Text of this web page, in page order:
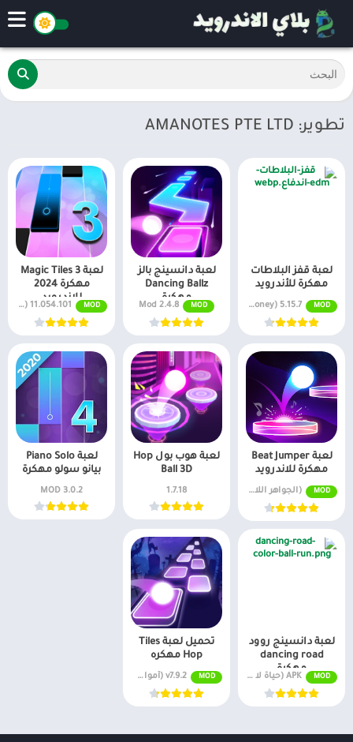
تطوير: AMANOTES PTE LTD
لعبة قفز البلاطات
مهكرة للأندرويد
MOD
5.15.7 Mod (Unlimited Money)
لعبة دانسينج بالز
Dancing Ballz
مهكرة
MOD
2.4.8 Mod
لعبة Magic Tiles 3
مهكرة 2024
للاندرويد
MOD
11.054.101 MOD APK (Money, VIP Support, No Ads)
لعبة Beat Jumper
مهكرة للاندرويد
MOD (الجواهر اللانهائية) v2.8.2
لعبة هوب بول Hop
Ball 3D
1.7.18
لعبة Piano Solo
بيانو سولو مهكرة
3.0.2 MOD
لعبة دانسينج روود
dancing road
مهكرة
MOD APK (حياة لا حصر لها/أموال) v2.6.3
تحميل لعبة Tiles
Hop مهكره
MOD v7.9.2 (أموال غير محدودة)